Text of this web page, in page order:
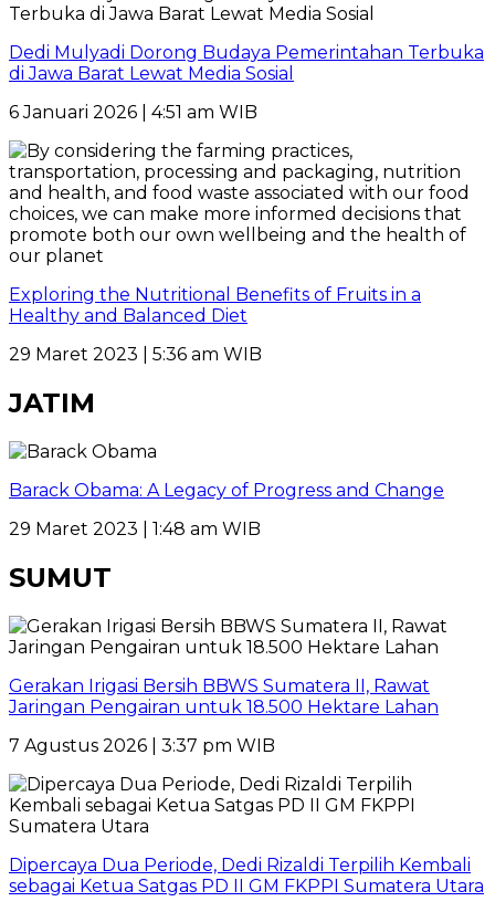
Dedi Mulyadi Dorong Budaya Pemerintahan Terbuka
di Jawa Barat Lewat Media Sosial
6 Januari 2026 | 4:51 am WIB
Exploring the Nutritional Benefits of Fruits in a
Healthy and Balanced Diet
29 Maret 2023 | 5:36 am WIB
JATIM
Barack Obama: A Legacy of Progress and Change
29 Maret 2023 | 1:48 am WIB
SUMUT
Gerakan Irigasi Bersih BBWS Sumatera II, Rawat
Jaringan Pengairan untuk 18.500 Hektare Lahan
7 Agustus 2026 | 3:37 pm WIB
Dipercaya Dua Periode, Dedi Rizaldi Terpilih Kembali
sebagai Ketua Satgas PD II GM FKPPI Sumatera Utara